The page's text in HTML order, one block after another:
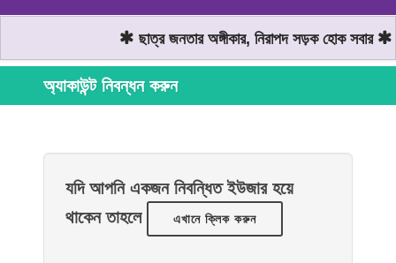
ছাত্র জনতার অঙ্গীকার, নিরাপদ সড়ক হোক সবার
অ্যাকাউন্ট নিবন্ধন করুন
যদি আপনি একজন নিবন্ধিত ইউজার হয়ে
থাকেন তাহলে
এখানে ক্লিক করুন